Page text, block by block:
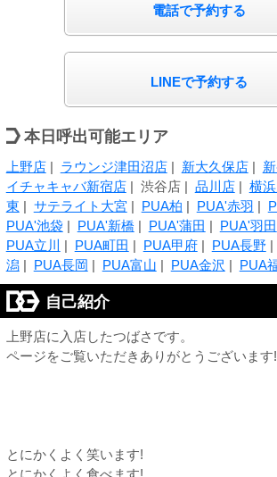
電話で予約する
LINEで予約する
本日呼出可能エリア
上野店| ラウンジ津田沼店| 新大久保店|
イチャキャバ新宿店| 渋谷店 | 品川店| 横
東 | サテライト大宮 | PUA柏 | PUA'赤羽 |
PUA'池袋 | PUA'新橋| PUA'蒲田 | PUA'羽田
PUA立川
| PUA町田 | PUA甲府| PUA長野|
潟| PUA長岡 | PUA富山 | PUA金沢 | PUA
自己紹介
上野店に入店したつばさです。
ページをご覧いただきありがとうございます!
とにかくよく笑います!
とにかくよく食べます!